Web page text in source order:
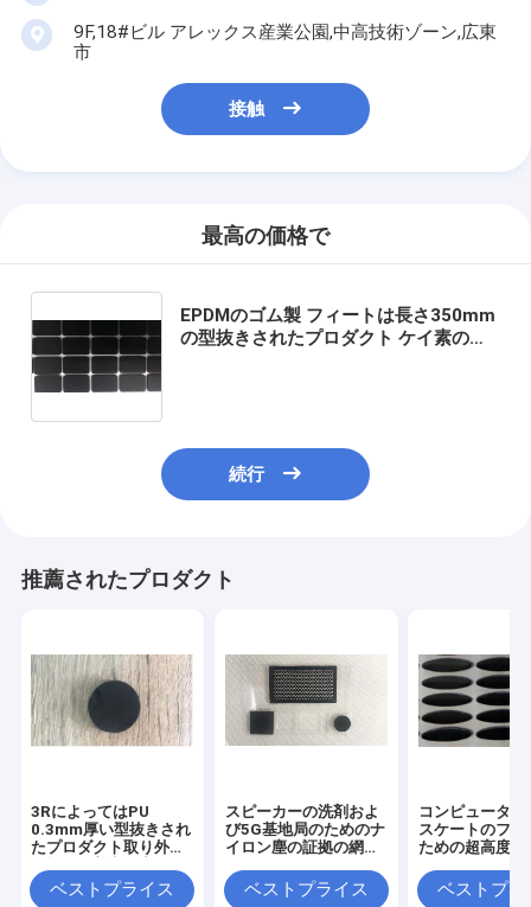
9F,18#ビル アレックス産業公園,中高技術ゾーン,広東
市
接触
最高の価格で
EPDMのゴム製 フィートは長さ350mm
の型抜きされたプロダクト ケイ素のフ
続行
推薦されたプロダクト
3RによってはPU
0.3mm厚い型抜きされ
たプロダクト取り外し
リー状になる
ベストプライス
スピーカーの洗剤およ
び5G基地局のためのナ
イロン塵の証拠の網と
ベストプライス
コンピュータ
スケートのフィ
ための超高度の
UHMWPE
ベストプラ